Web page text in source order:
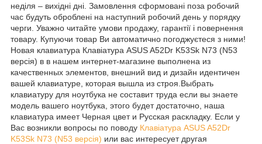
неділя – вихідні дні. Замовлення сформовані поза робочий
час будуть оброблені на наступний робочий день у порядку
черги. Уважно читайте умови продажу, гарантії і повернення
товару. Купуючи товар Ви автоматично погоджуєтеся з ними!
Новая клавиатура Клавіатура ASUS A52Dr K53Sk N73 (N53
версія) в в нашем интернет-магазине выполнена из
качественных элементов, внешний вид и дизайн идентичен
вашей клавиатуре, которая вышла из строя.Выбрать
клавиатуру для ноутбука не составит труда если вы знаете
модель вашего ноутбука, этого будет достаточно, наша
клавиатура имеет Черная цвет и Русская раскладку. Если у
Вас возникли вопросы по поводу Клавіатура ASUS A52Dr
K53Sk N73 (N53 версія) или вас интересует другая